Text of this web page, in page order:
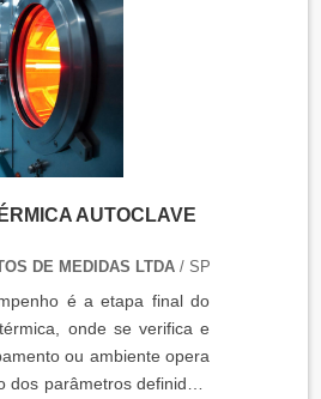
e a conclusão das
AUTOCLAVE
DE MEDIDAS LTDA/ SP
é a etapa final do
onde se verifica e
ou ambiente opera
parâmetros definidos,